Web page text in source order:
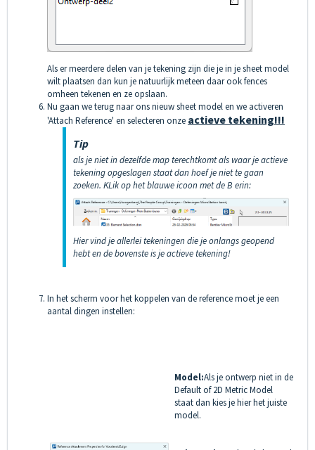
Als er meerdere delen van je tekening zijn die je in je sheet model
wilt plaatsen dan kun je natuurlijk meteen daar ook fences
omheen tekenen en ze opslaan.
Nu gaan we terug naar ons nieuw sheet model en we activeren
'Attach Reference' en selecteren onze actieve tekening!!!
Tip
als je niet in dezelfde map terechtkomt als waar je actieve
tekening opgeslagen staat dan hoef je niet te gaan
zoeken. KLik op het blauwe icoon met de B erin:
Hier vind je allerlei tekeningen die je onlangs geopend
hebt en de bovenste is je actieve tekening!
In het scherm voor het koppelen van de reference moet je een
aantal dingen instellen:
Model:Als je ontwerp niet in de
Default of 2D Metric Model
staat dan kies je hier het juiste
model.